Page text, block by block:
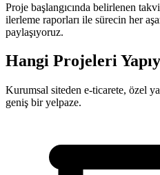
Proje başlangıcında belirlenen
ilerleme raporları ile sürecin her
paylaşıyoruz.
Hangi Projeleri
Kurumsal siteden e-ticarete, özel
geniş bir yelpaze.